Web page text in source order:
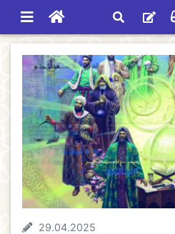
29.04.2025